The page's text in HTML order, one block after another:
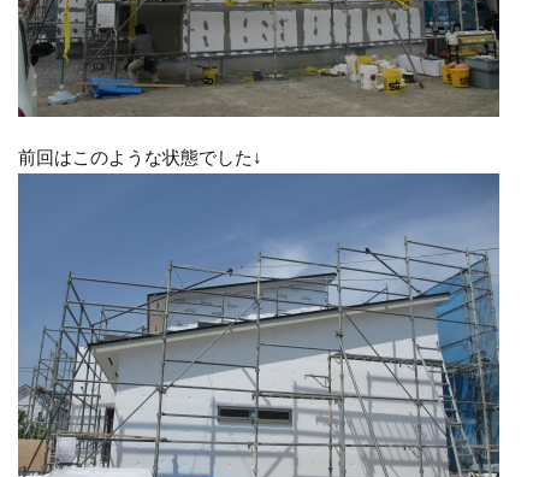
前回はこのような状態でした↓